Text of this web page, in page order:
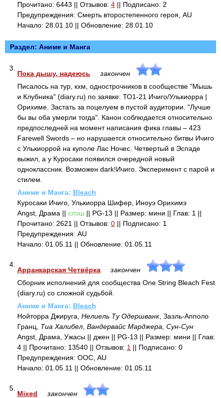
Прочитано: 6443 || Отзывов: 4 || Подписано: 2
Предупреждения: Смерть второстепенного героя, AU
Начало: 28.01.10 || Обновление: 28.01.10
Раздел: Аниме и Манга
3.
Пока дышу, надеюсь
закончен
Писалось на тур, кхм, однострочников в сообществе "Мышь
и Клубника" (diary.ru) по заявке: ТО1-21 Ичиго/Улькиорра |
Орихиме. Застать за поцелуем в пустой аудитории. "Лучше
бы вы оба умерли тогда". Канон соблюдается относительно
предпоследней на момент написания фика главы – 423
Farewell Swords – но нарушается относительно битвы Ичиго
с Улькиоррой на куполе Лас Ночес. Четвертый в Эспаде
выжил, а у Куросаки появился очередной новый
одноклассник. Возможен dark!Ичиго. Эксперимент с парой и
стилем.
Аниме и Манга: Bleach
Куросаки Ичиго, Улькиорра Шифер, Иноуэ Орихимэ
Angst, Драма || слэш || PG-13 || Размер: мини || Глав: 1 ||
Прочитано: 2621 || Отзывов: 0 || Подписано: 1
Предупреждения: AU
Начало: 01.05.11 || Обновление: 01.05.11
4.
Арранкарская Четвёрка
закончен
Сборник исполнений для сообщества One String Bleach Fest
(diary.ru) со сложной судьбой.
Аниме и Манга: Bleach
Нойторра Джируга, Нелиель Ту Одершванк , Заэль-Апполо
Гранц, Тиа Халибел Вандервайс Марджера, Сун-Сун
Angst, Драма, Ужасы || джен || PG-13 || Размер: мини || Глав:
4 || Прочитано: 13540 || Отзывов: 1 || Подписано: 0
Предупреждения: ООС, AU
Начало: 01.05.11 || Обновление: 01.05.11
5.
Mixed
закончен